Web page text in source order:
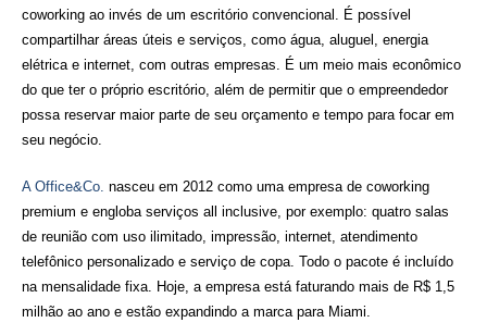
coworking ao invés de um escritório convencional. É possível
compartilhar áreas úteis e serviços, como água, aluguel, energia
elétrica e internet, com outras empresas. É um meio mais econômico
do que ter o próprio escritório, além de permitir que o empreendedor
possa reservar maior parte de seu orçamento e tempo para focar em
seu negócio.
A Office&Co. nasceu em 2012 como uma empresa de coworking
premium e engloba serviços all inclusive, por exemplo: quatro salas
de reunião com uso ilimitado, impressão, internet, atendimento
telefônico personalizado e serviço de copa. Todo o pacote é incluído
na mensalidade fixa. Hoje, a empresa está faturando mais de R$ 1,5
milhão ao ano e estão expandindo a marca para Miami.